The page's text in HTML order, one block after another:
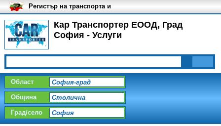
Кар Транспортер ЕООД, Град
София - Услуги
Регистър на транспорта и
транспортните фирми в
България
Област
Община
Град/село